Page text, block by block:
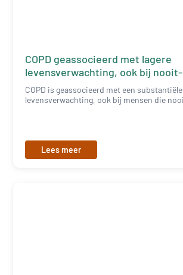
COPD geassocieerd met lagere
levensverwachting, ook bij
COPD is geassocieerd met een
levensverwachting, ook bij mensen die
Lees meer